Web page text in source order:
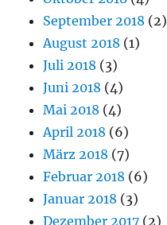
September 2018 (2)
August 2018 (1)
Juli 2018 (3)
Juni 2018 (4)
Mai 2018 (4)
April 2018 (6)
März 2018 (7)
Februar 2018 (6)
Januar 2018 (3)
Dezember 2017 (2)